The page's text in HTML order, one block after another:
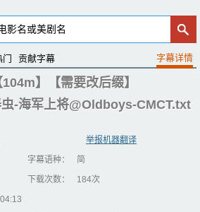
门 贡献字幕
】【需要改后缀】
-海军上将@Oldboys-CMCT.txt
举报机器翻译
字幕语种：
简
下载次数：
184次